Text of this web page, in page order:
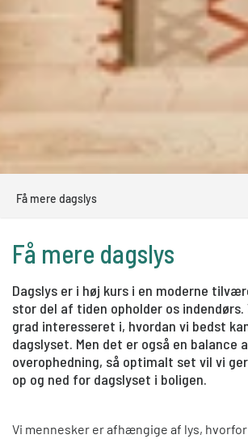
Få mere dagslys
Få mere dagslys
Dagslys er i høj kurs i en moderne
stor del af tiden opholder os indendørs.
grad interesseret i, hvordan vi bedst
dagslyset. Men det er også en balance
overophedning, så optimalt set vil vi
op og ned for dagslyset i boligen.
Vi mennesker er afhængige af lys,